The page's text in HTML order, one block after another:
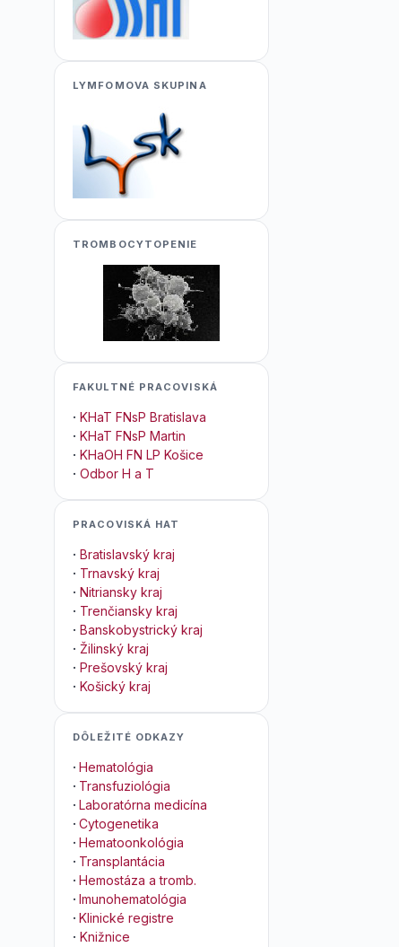
LYMFOMOVA SKUPINA
TROMBOCYTOPENIE
FAKULTNÉ PRACOVISKÁ
· KHaT FNsP Bratislava
· KHaT FNsP Martin
· KHaOH FN LP Košice
· Odbor H a T
PRACOVISKÁ HAT
· Bratislavský kraj
· Trnavský kraj
· Nitriansky kraj
· Trenčiansky kraj
· Banskobystrický kraj
· Žilinský kraj
· Prešovský kraj
· Košický kraj
DÔLEŽITÉ ODKAZY
· Hematológia
· Transfuziológia
· Laboratórna medicína
· Cytogenetika
· Hematoonkológia
· Transplantácia
· Hemostáza a tromb.
· Imunohematológia
· Klinické registre
· Knižnice